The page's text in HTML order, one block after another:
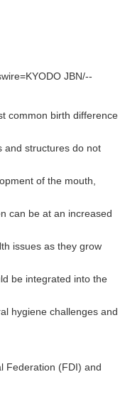
JBN/--
common birth difference
and structures do not
of the mouth,
can be at an increased
issues as they grow
be integrated into the
hygiene challenges and
Federation (FDI) and